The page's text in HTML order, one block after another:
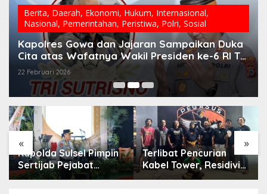
Berita, Daerah, Ekonomi, Hukum, Internasional,
Nasional, Pemerintahan, Peristiwa, Polri, Sosial
Kapolres Gowa dan Jajaran Sampaikan Duka
Cita atas Wafatnya Wakil Presiden ke-6 RI Tri
Sutrisno
22 Februari 2026
« »
Kapolda Sulsel Pimpin
Sertijab Pejabat
Utama dan Kapolres
Terlibat Pencurian
Kabel Tower, Residivis
yang Sempat Kabur